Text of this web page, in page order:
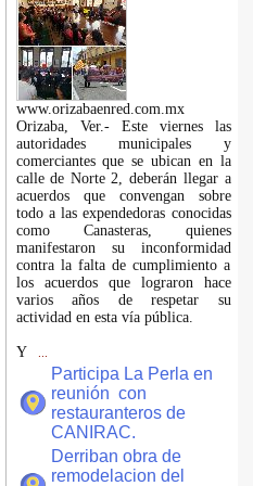
www.orizabaenred.com.mx
Orizaba, Ver.- Este viernes las
autoridades municipales y
comerciantes que se ubican en la
calle de Norte 2, deberán llegar a
acuerdos que convengan sobre
todo a las expendedoras conocidas
como Canasteras, quienes
manifestaron su inconformidad
contra la falta de cumplimiento a
los acuerdos que lograron hace
varios años de respetar su
actividad en esta vía pública.
Y
Participa La Perla en
reunión con
restauranteros de
CANIRAC.
Derriban obra de
remodelacion del